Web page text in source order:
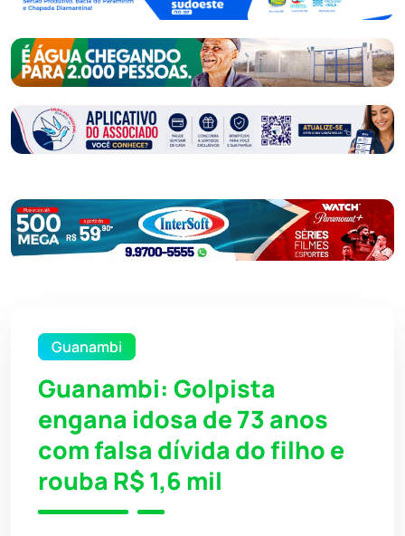
Guanambi
Guanambi: Golpista
engana idosa de 73 anos
com falsa dívida do filho e
rouba R$ 1,6 mil